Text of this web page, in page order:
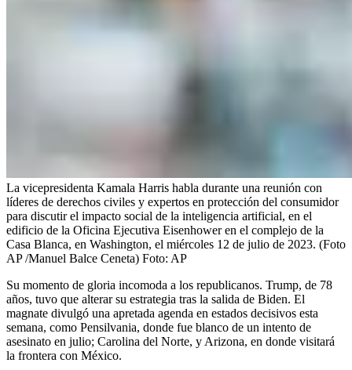
La vicepresidenta Kamala Harris habla durante una reunión con
líderes de derechos civiles y expertos en protección del consumidor
para discutir el impacto social de la inteligencia artificial, en el
edificio de la Oficina Ejecutiva Eisenhower en el complejo de la
Casa Blanca, en Washington, el miércoles 12 de julio de 2023. (Foto
AP /Manuel Balce Ceneta) Foto: AP
Su momento de gloria incomoda a los republicanos. Trump, de 78
años, tuvo que alterar su estrategia tras la salida de Biden. El
magnate divulgó una apretada agenda en estados decisivos esta
semana, como Pensilvania, donde fue blanco de un intento de
asesinato en julio; Carolina del Norte, y Arizona, en donde visitará
la frontera con México.